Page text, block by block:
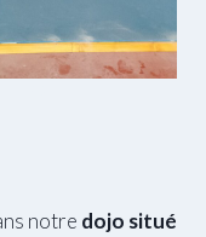
notre dojo situé